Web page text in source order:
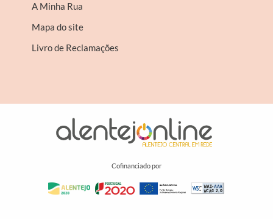
A Minha Rua
Mapa do site
Livro de Reclamações
Cofinanciado por